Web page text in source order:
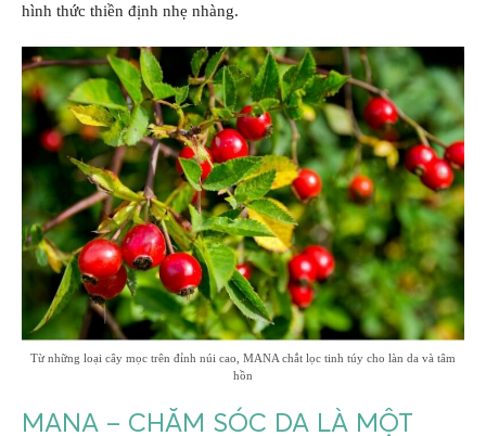
hình thức thiền định nhẹ nhàng.
Từ những loại cây mọc trên đỉnh núi cao, MANA chắt lọc tinh túy cho làn da và tâm
hồn
MANA – CHĂM SÓC DA LÀ MỘT